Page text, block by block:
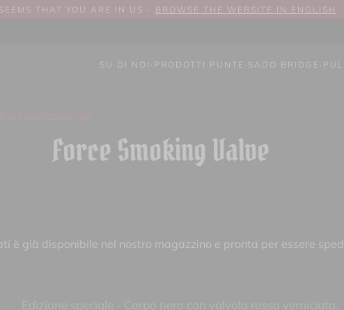
THAT YOU ARE IN US - BROWSE THE WEBSITE IN ENGLISH
SU DI NOI · PRODOTTI · PUNTE · SADO BRIDGE ·
Force Smoking Valve
è già disponibile nel nostro magazzino e pronta per essere